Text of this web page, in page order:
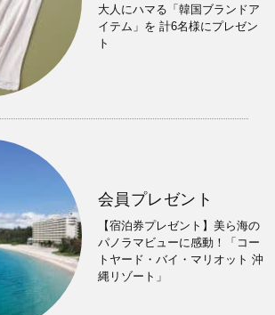
大人にハマる「韓国ブランドア
イテム」を 計6名様にプレゼン
ト
会員プレゼント
【宿泊券プレゼント】美ら海の
パノラマビューに感動！「コー
トヤード・バイ・マリオット 沖
縄リゾート」